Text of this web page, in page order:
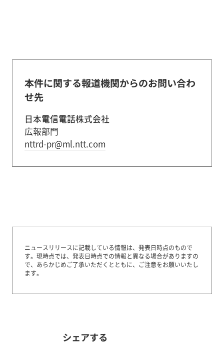
本件に関する報道機関からのお問い合わ
せ先
日本電信電話株式会社
広報部門
nttrd-pr@ml.ntt.com
ニュースリリースに記載している情報は、発表日時点のもので
す。 現時点では、発表日時点での情報と異なる場合がありますの
で、あらかじめご了承いただくとともに、ご注意をお願いいたし
ます。
シェアする